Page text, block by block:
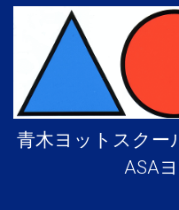
青木ヨットスクー
ASA